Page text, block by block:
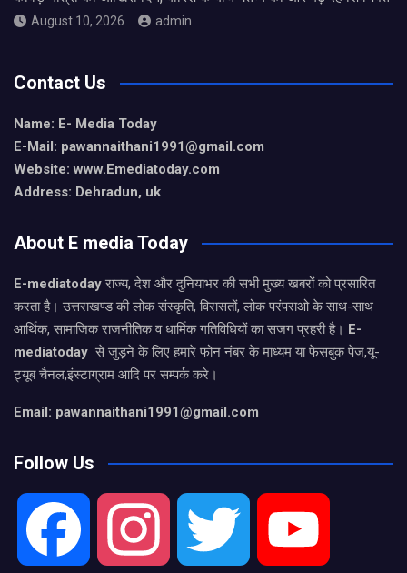
August 10, 2026 admin
Contact Us
Name: E- Media Today
E-Mail: pawannaithani1991@gmail.com
Website: www.Emediatoday.com
Address: Dehradun, uk
About E media Today
E-mediatodayराज्य, देश और दुनियाभर की सभी मुख्य खबरों को प्रसारित
करता है। उत्तराखण्ड की लोक संस्कृति, विरासतों, लोक परंपराओ के साथ-साथ
आर्थिक, सामाजिक राजनीतिक व धार्मिक गतिविधियों का सजग प्रहरी है। E-
mediatoday से जुड़ने के लिए हमारे फोन नंबर के माध्यम या फेसबुक पेज,यू-
ट्यूब चैनल,इंस्टाग्राम आदि पर सम्पर्क करे।
Email: pawannaithani1991@gmail.com
Follow Us